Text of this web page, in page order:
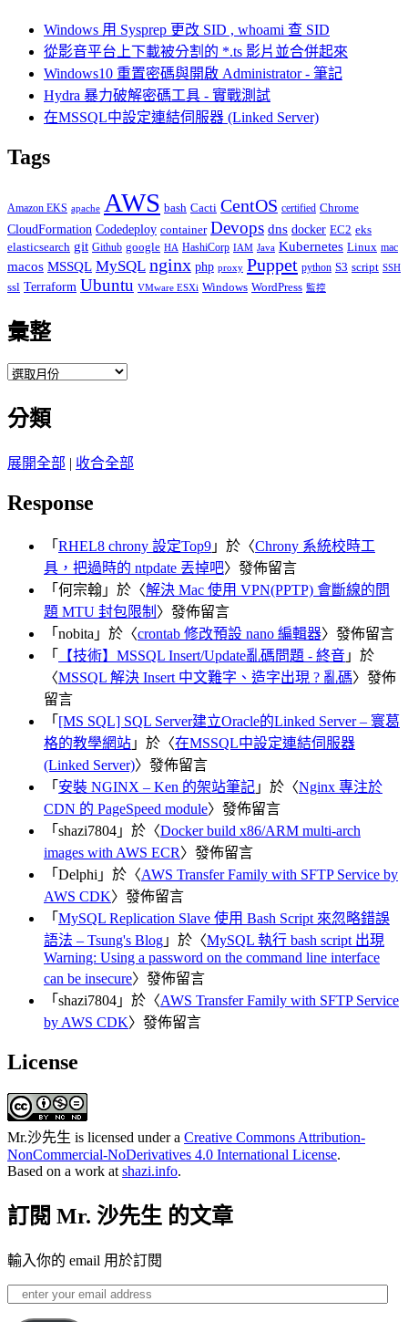
Windows 用 Sysprep 更改 SID , whoami 查 SID
從影音平台上下載被分割的 *.ts 影片並合併起來
Windows10 重置密碼與開啟 Administrator - 筆記
Hydra 暴力破解密碼工具 - 實戰測試
在MSSQL中設定連結伺服器 (Linked Server)
Tags
Amazon EKS apache AWS bash Cacti CentOS certified Chrome
CloudFormation Codedeploy container Devops dns docker EC2 eks
elasticsearch git Github google HA HashiCorp IAM Java Kubernetes Linux mac
macos MSSQL MySQL nginx php proxy Puppet python S3 script SSH
ssl Terraform Ubuntu VMware ESXi Windows WordPress 監控
彙整
彙
分類
展開全部 | 收合全部
Response
「 RHEL8 chrony 設定Top9 」於〈Chrony 系統校時工
具，把過時的 ntpdate 丟掉吧〉發佈留言
「 何宗翰 」於〈解決 Mac 使用 VPN(PPTP) 會斷線的問
題 MTU 封包限制 〉發佈留言
「 nobita 」於〈crontab 修改預設 nano 編輯器〉發佈留言
「
【技術】MSSQL Insert/Update亂碼問題 - 終音 」於
〈MSSQL 解決 Insert 中文難字、造字出現 ? 亂碼〉發佈
留言
「 [MS SQL] SQL Server建立Oracle的Linked Server – 寰葛
格的教學網站 」於〈在MSSQL中設定連結伺服器
(Linked Server)〉發佈留言
「 安裝 NGINX – Ken 的架站筆記 」於〈Nginx 專注於
CDN 的 PageSpeed module〉發佈留言
「 shazi7804 」於〈Docker build x86/ARM multi-arch
images with AWS ECR〉發佈留言
「 Delphi 」於〈AWS Transfer Family with SFTP Service by
AWS CDK〉發佈留言
「 MySQL Replication Slave 使用 Bash Script 來忽略錯誤
語法 – Tsung's Blog 」於〈MySQL 執行 bash script 出現
Warning: Using a password on the command line interface
can be insecure〉發佈留言
「 shazi7804 」於〈AWS Transfer Family with SFTP Service
by AWS CDK〉發佈留言
License
Mr.沙先生 is licensed under a Creative Commons Attribution-
NonCommercial-NoDerivatives 4.0 International License.
Based on a work at shazi.info.
訂閱 Mr. 沙先生 的文章
輸入你的 email 用於訂閱
enter
your